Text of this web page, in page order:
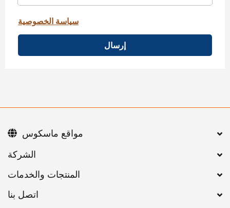
سياسة الخصوصية
إرسال
اتصل بنا
مواقع ماسكوس